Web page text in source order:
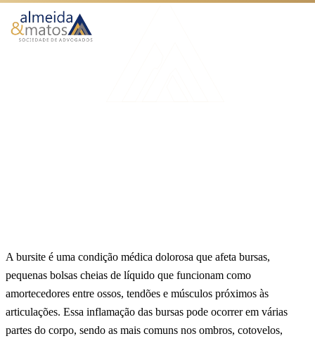
Atuação
A bursite é uma condição médica dolorosa que afeta bursas,
pequenas bolsas cheias de líquido que funcionam como
amortecedores entre ossos, tendões e músculos próximos às
articulações. Essa inflamação das bursas pode ocorrer em várias
partes do corpo, sendo as mais comuns nos ombros, cotovelos,